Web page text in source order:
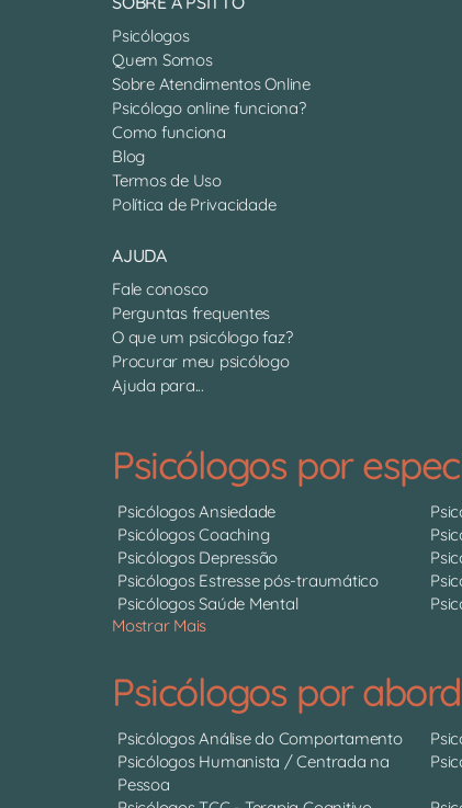
Psicólogos
Quem Somos
Sobre Atendimentos Online
Psicólogo online funciona?
Como funciona
Blog
Termos de Uso
Política de Privacidade
AJUDA
Fale conosco
Perguntas frequentes
O que um psicólogo faz?
Procurar meu psicólogo
Ajuda para...
Psicólogos por
Psicólogos Ansiedade
Psicólogos Coaching
Psicólogos Depressão
Psicólogos Estresse pós-traumático
Psicólogos Saúde Mental
Mostrar Mais
Psicólogos por
Psicólogos Análise do Comportamento
Psicólogos Humanista / Centrada na
Pessoa